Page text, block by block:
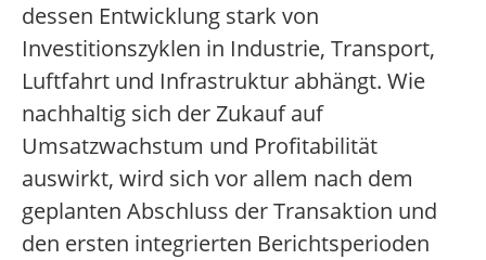
dessen Entwicklung stark von
Investitionszyklen in Industrie, Transport,
Luftfahrt und Infrastruktur abhängt. Wie
nachhaltig sich der Zukauf auf
Umsatzwachstum und Profitabilität
auswirkt, wird sich vor allem nach dem
geplanten Abschluss der Transaktion und
den ersten integrierten Berichtsperioden